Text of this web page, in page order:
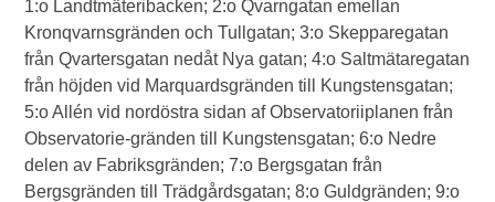
1:o Landtmäteribacken; 2:o Qvarngatan emellan
Kronqvarnsgränden och Tullgatan; 3:o Skepparegatan
från Qvartersgatan nedåt Nya gatan; 4:o Saltmätaregatan
från höjden vid Marquardsgränden till Kungstensgatan;
5:o Allén vid nordöstra sidan af Observatoriiplanen från
Observatorie-gränden till Kungstensgatan; 6:o Nedre
delen av Fabriksgränden; 7:o Bergsgatan från
Bergsgränden till Trädgårdsgatan; 8:o Guldgränden; 9:o